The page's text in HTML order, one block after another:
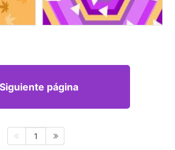
Siguiente página
1